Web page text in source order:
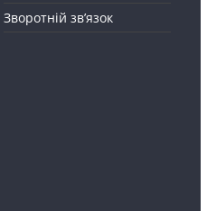
Зворотній зв’язок